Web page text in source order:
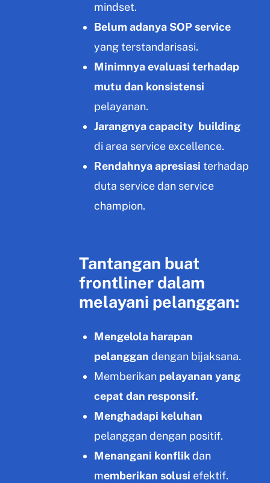
mindset.
Belum adanya SOP service
yang terstandarisasi.
Minimnya evaluasi terhadap
mutu dan konsistensi
pelayanan.
Jarangnya capacity building
di area service excellence.
Rendahnya apresiasi terhadap
duta service dan service
champion.
Tantangan buat
frontliner dalam
melayani pelanggan:
Mengelola harapan
pelanggan dengan bijaksana.
Memberikan pelayanan yang
cepat dan responsif.
Menghadapi keluhan
pelanggan dengan positif.
Menangani konflikdan
memberikan solusi efektif.